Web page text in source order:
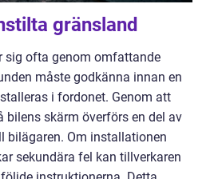
gränsland
sig ofta genom omfattande
måste godkänna innan en
i fordonet. Genom att
bilens skärm överförs en del av
bilägaren. Om installationen
sekundära fel kan tillverkaren